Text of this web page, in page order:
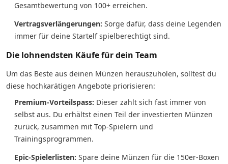
Gesamtbewertung von 100+ erreichen.
Vertragsverlängerungen: Sorge dafür, dass deine Legenden
immer für deine Startelf spielberechtigt sind.
Die lohnendsten Käufe für dein Team
Um das Beste aus deinen Münzen herauszuholen, solltest du
diese hochkarätigen Angebote priorisieren:
Premium-Vorteilspass: Dieser zahlt sich fast immer von
selbst aus. Du erhältst einen Teil der investierten Münzen
zurück, zusammen mit Top-Spielern und
Trainingsprogrammen.
Epic-Spielerlisten: Spare deine Münzen für die 150er-Boxen